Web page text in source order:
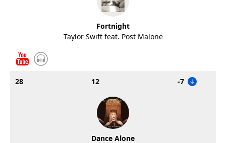
Fortnight
Taylor Swift feat. Post Malone
28 12 -7
Dance Alone